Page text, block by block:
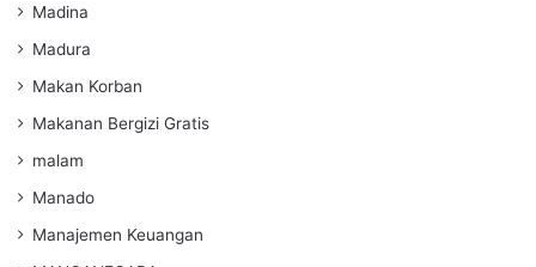
Madina
Madura
Makan Korban
Makanan Bergizi Gratis
malam
Manado
Manajemen Keuangan